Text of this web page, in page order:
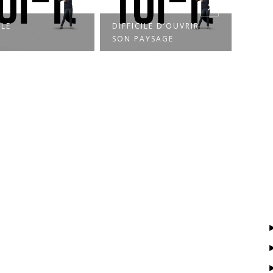
DIFFICILE D’OUVRIR
SON PAYSAGE